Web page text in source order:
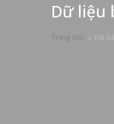
Dữ liệu
Trang chủ Bài